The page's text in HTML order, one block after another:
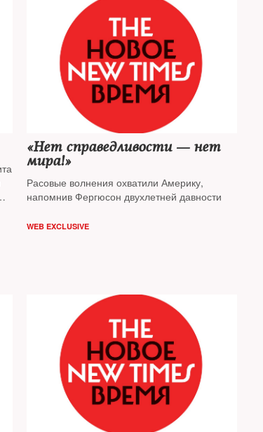
«Нет справедливости — нет
мира!»
Расовые волнения охватили Америку,
напомнив Фергюсон двухлетней давности
WEB EXCLUSIVE